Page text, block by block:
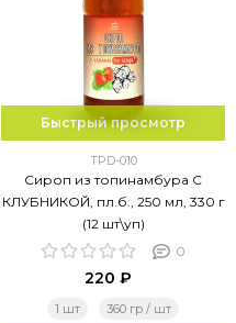
Быстрый просмотр
TPD-010
Сироп из топинамбура С
КЛУБНИКОЙ, пл.б., 250 мл, 330 г
(12 шт\уп)
0
220 ₽
1 шт 360 гр / шт